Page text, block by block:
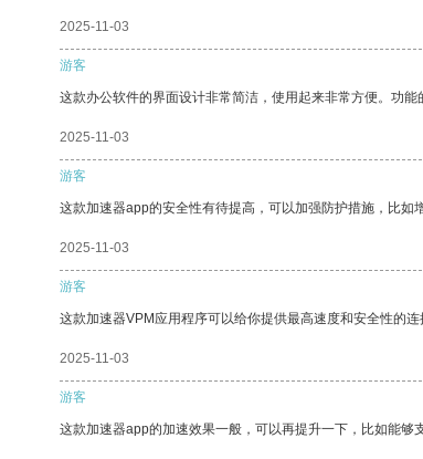
2025-11-03
游客
这款办公软件的界面设计非常简洁，使用起来非常方便。功能
2025-11-03
游客
这款加速器app的安全性有待提高，可以加强防护措施，比如
2025-11-03
游客
这款加速器VPM应用程序可以给你提供最高速度和安全性的连
2025-11-03
游客
这款加速器app的加速效果一般，可以再提升一下，比如能够